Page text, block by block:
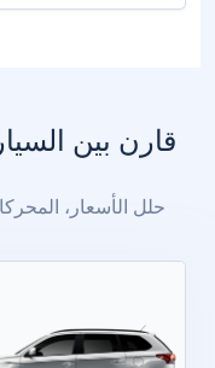
قارن بين
حلل الأسعار،